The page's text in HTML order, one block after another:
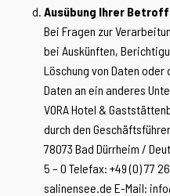
Ausübung Ihrer
Bei Fragen zur
bei Auskünften,
Löschung von Daten
Daten an ein anderes
VORA Hotel &
durch den
78073 Bad Dürrheim /
5 – 0 Telefax: +49 (0) 77
salinensee.de E-Mail: